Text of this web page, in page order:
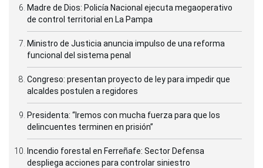
Madre de Dios: Policía Nacional ejecuta megaoperativo
de control territorial en La Pampa
Ministro de Justicia anuncia impulso de una reforma
funcional del sistema penal
Congreso: presentan proyecto de ley para impedir que
alcaldes postulen a regidores
Presidenta: “Iremos con mucha fuerza para que los
delincuentes terminen en prisión”
Incendio forestal en Ferreñafe: Sector Defensa
despliega acciones para controlar siniestro